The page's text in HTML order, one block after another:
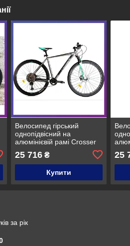
Велосипед гірський
однопідвісний на
алюмінієвій рамі Crosser
Solo 29/19 1*12 Shimano
DEORE сіро-зелений
25 716₴
Купити
25
за рік